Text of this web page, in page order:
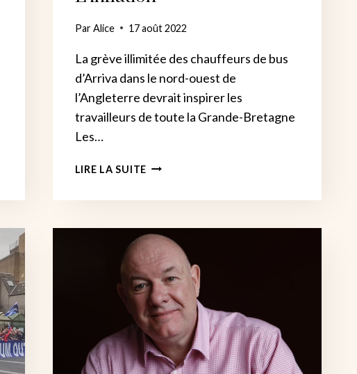
ParAlice 17 août 2022
La grève illimitée des chauffeurs de bus
d’Arriva dans le nord-ouest de
l’Angleterre devrait inspirer les
travailleurs de toute la Grande-Bretagne
Les…
LIRE LA SUITE LES
D’AUTOBUS
NORTH
WEST
REJETTENT
L’OFFRE
DE
RÉMUNÉRATION
INFÉRIEURE
À
L’INFLATION